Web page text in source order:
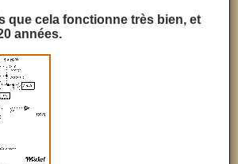
que cela fonctionne très bien, et
années.